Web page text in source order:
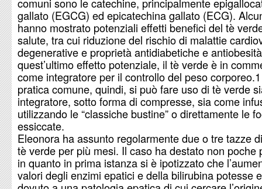
gallato (EGCG) ed epicatechina gallato (ECG).
hanno mostrato potenziali effetti benefici del tè
salute, tra cui riduzione del rischio di malattie
degenerative e proprietà antidiabetiche e
quest’ultimo effetto potenziale, il tè verde è in
come integratore per il controllo del peso
pratica comune, quindi, si può fare uso di tè verde
integratore, sotto forma di compresse, sia come
utilizzando le “classiche bustine” o direttamente le
essiccate.
Eleonora ha assunto regolarmente due o tre tazze
tè verde per più mesi. Il caso ha destato non poche
in quanto in prima istanza si è ipotizzato che
valori degli enzimi epatici e della bilirubina potesse